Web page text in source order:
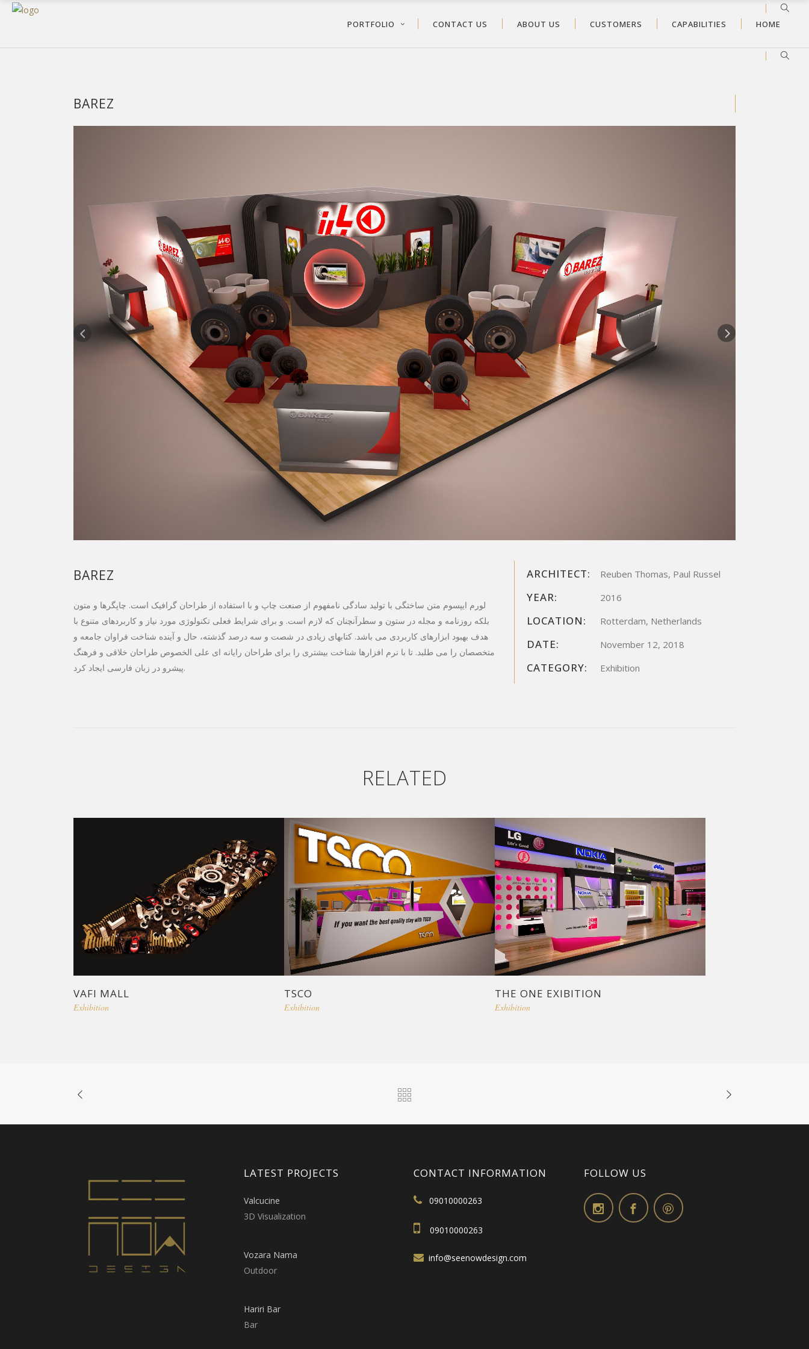
PORTFOLIO CONTACT US ABOUT US CUSTOMERS CAPABILITIES HOME
BAREZ
BAREZ
لورم ایپسوم متن ساختگی با تولید سادگی نامفهوم از صنعت چاپ و با استفاده از طراحان گرافیک است. چاپگرها و متون
بلکه روزنامه و مجله در ستون و سطرآنچنان که لازم است. و برای شرایط فعلی تکنولوژی مورد نیاز و کاربردهای متنوع با
هدف بهبود ابزارهای کاربردی می باشد. کتابهای زیادی در شصت و سه درصد گذشته، حال و آینده شناخت فراوان جامعه و
متخصصان را می طلبد. تا با نرم افزارها شناخت بیشتری را برای طراحان رایانه ای علی الخصوص طراحان خلاقی و فرهنگ
پیشرو در زبان فارسی ایجاد کرد.
ARCHITECT: Reuben Thomas, Paul Russel
YEAR: 2016
LOCATION: Rotterdam, Netherlands
DATE: November 12, 2018
CATEGORY: Exhibition
RELATED
VAFI MALL
Exhibition
TSCO
Exhibition
THE ONE EXIBITION
Exhibition
LATEST PROJECTS
Valcucine
3D Visualization
Vozara Nama
Outdoor
Hariri Bar
Bar
CONTACT INFORMATION
09010000263
09010000263
info@seenowdesign.com
FOLLOW US